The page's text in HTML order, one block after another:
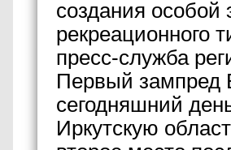
создания особой
рекреационного
пресс-служба
Первый зампред
сегодняшний
Иркутскую